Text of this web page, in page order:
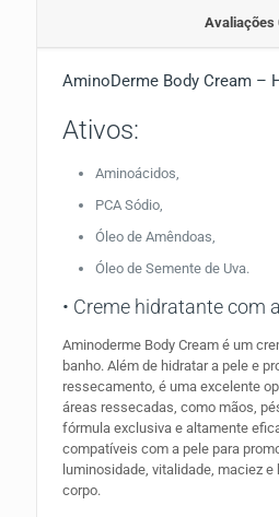
Avaliações
AminoDerme Body Cream –
Ativos:
Aminoácidos,
PCA Sódio,
Óleo de Amêndoas,
Óleo de Semente de Uva.
• Creme hidratante com
Aminoderme Body Cream é um
banho. Além de hidratar a pele e
ressecamento, é uma excelente
áreas ressecadas, como mãos,
fórmula exclusiva e altamente
compatíveis com a pele para
luminosidade, vitalidade, maciez
corpo.